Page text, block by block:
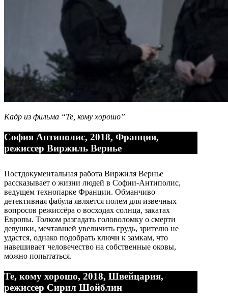
Кадр из фильма “Те, кому хорошо”
София Антиполис, 2018, Франция,
режиссер Виржиль Вернье
Постдокументальная работа Виржиля Вернье
рассказывает о жизни людей в Софии-Антиполис,
ведущем технопарке Франции. Обманчиво
детективная фабула является полем для извечных
вопросов режиссёра о восходах солнца, закатах
Европы. Толком разгадать головоломку о смерти
девушки, мечтавшей увеличить грудь, зрителю не
удастся, однако подобрать ключи к замкам, что
навешивает человечество на собственные оковы,
можно попытаться.
Те, кому хорошо, 2018, Швейцария,
режиссер Сирил Шойблин